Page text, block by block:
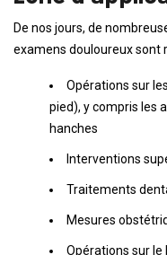
De nos jours, de
examens douloureux sont
Opérations sur
pied), y compris les
hanches
Interventions
Traitements
Mesures
Opérations sur le